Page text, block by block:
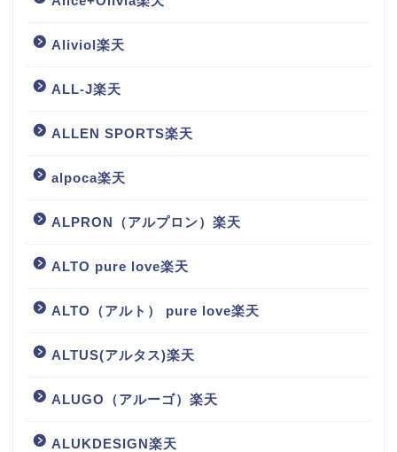
Aliviol楽天
ALL-J楽天
ALLEN SPORTS楽天
alpoca楽天
ALPRON（アルプロン）楽天
ALTO pure love楽天
ALTO（アルト） pure love楽天
ALTUS(アルタス)楽天
ALUGO（アルーゴ）楽天
ALUKDESIGN楽天